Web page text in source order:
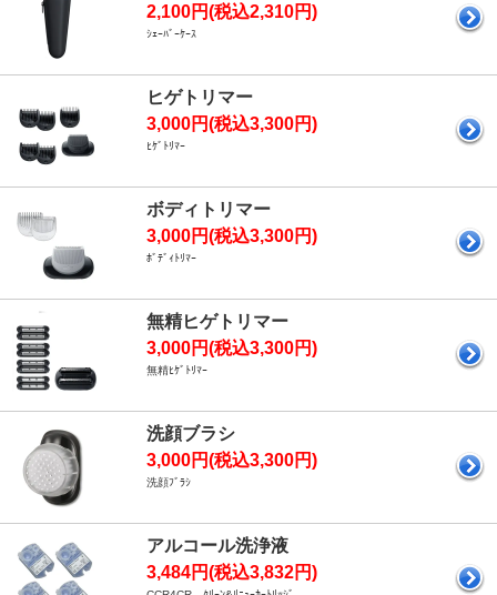
2,100円(税込2,310円)
ｼｪｰﾊﾞｰｹｰｽ
ヒゲトリマー
3,000円(税込3,300円)
ﾋｹﾞﾄﾘﾏｰ
ボディトリマー
3,000円(税込3,300円)
ﾎﾞﾃﾞｨﾄﾘﾏｰ
無精ヒゲトリマー
3,000円(税込3,300円)
無精ﾋｹﾞﾄﾘﾏｰ
洗顔ブラシ
3,000円(税込3,300円)
洗顔ﾌﾞﾗｼ
アルコール洗浄液
3,484円(税込3,832円)